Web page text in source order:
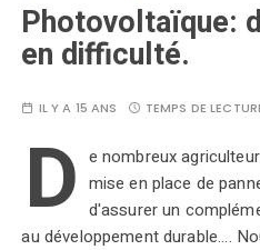
Photovoltaïque:
en difficulté.
IL Y A 15 ANS TEMPS DE
D e nombreux
mise en place de
d'assurer un
au développement durable....